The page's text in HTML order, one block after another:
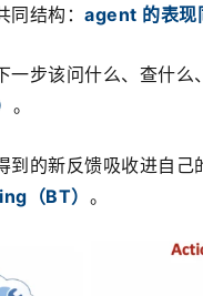
结构： agent 的表现
一步该问什么、查什么
。
到的新反馈吸收进自
（BT） 。